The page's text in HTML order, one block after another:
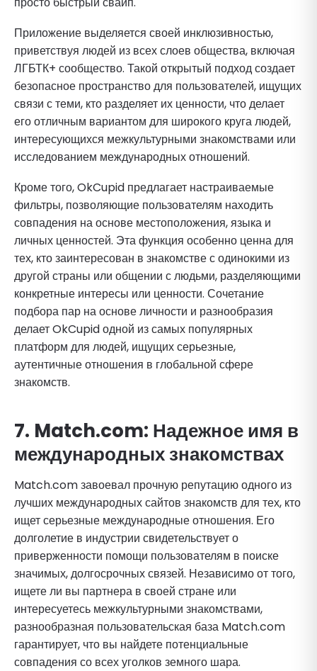
Приложение выделяется своей инклюзивностью,
приветствуя людей из всех слоев общества, включая
ЛГБТК+ сообщество. Такой открытый подход создает
безопасное пространство для пользователей, ищущих
связи с теми, кто разделяет их ценности, что делает
его отличным вариантом для широкого круга людей,
интересующихся межкультурными знакомствами или
исследованием международных отношений.
Кроме того, OkCupid предлагает настраиваемые
фильтры, позволяющие пользователям находить
совпадения на основе местоположения, языка и
личных ценностей. Эта функция особенно ценна для
тех, кто заинтересован в знакомстве с одинокими из
другой страны или общении с людьми, разделяющими
конкретные интересы или ценности. Сочетание
подбора пар на основе личности и разнообразия
делает OkCupid одной из самых популярных
платформ для людей, ищущих серьезные,
аутентичные отношения в глобальной сфере
знакомств.
7. Match.com: Надежное имя в
международных знакомствах
Match.com завоевал прочную репутацию одного из
лучших международных сайтов знакомств для тех, кто
ищет серьезные международные отношения. Его
долголетие в индустрии свидетельствует о
приверженности помощи пользователям в поиске
значимых, долгосрочных связей. Независимо от того,
ищете ли вы партнера в своей стране или
интересуетесь межкультурными знакомствами,
разнообразная пользовательская база Match.com
гарантирует, что вы найдете потенциальные
совпадения со всех уголков земного шара.